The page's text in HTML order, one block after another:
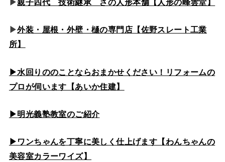
▶親子四代 技術継承 さの人形本舗【人形の峰雲堂】
▶外装・屋根・外壁・樋の専門店【佐野スレート工業
所】
▶水回りののことならおまかせください！リフォームの
プロが伺います【あいか住建】
▶明光義塾教室のご紹介
▶ワンちゃんを丁寧に美しく仕上げます【わんちゃんの
美容室カラーワイズ】